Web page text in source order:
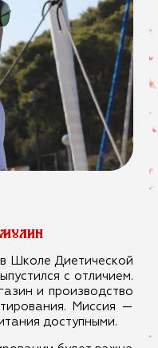
Школе Диетической
с отличием.
и производство
Миссия —
доступными.